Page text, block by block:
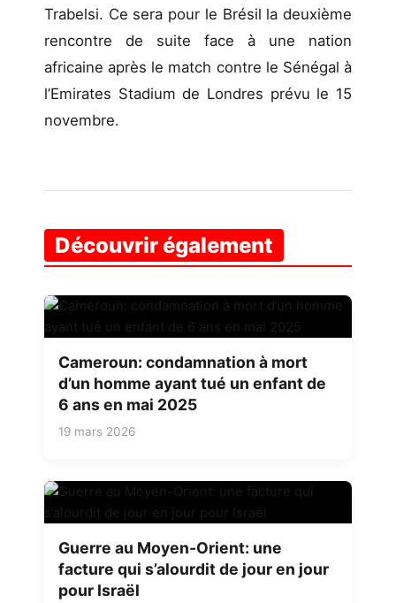
Trabelsi. Ce sera pour le Brésil la deuxième
rencontre de suite face à une nation
africaine après le match contre le Sénégal à
l’Emirates Stadium de Londres prévu le 15
novembre.
Découvrir également
Cameroun: condamnation à mort
d’un homme ayant tué un enfant de
6 ans en mai 2025
19 mars 2026
Guerre au Moyen-Orient: une
facture qui s’alourdit de jour en jour
pour Israël